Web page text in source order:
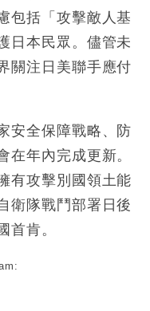
削新開工及銷售預測
氣候金融會議
至505元 惟維持「增
失實資料 遭禁申請輸入
北上 上海取消逾900班
預測至4.5% 看好貿易
包括「攻擊敵人基
日本民眾。儘管未
關注日美聯手應付
安全保障戰略、防
在年內完成更新。
有攻擊別國領土能
衛隊戰鬥部署日後
首肯。